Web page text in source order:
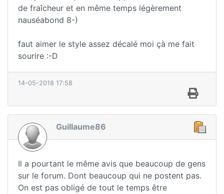
de fraîcheur et en même temps légèrement
nauséabond 8-)
faut aimer le style assez décalé moi çà me fait
sourire :-D
14-05-2018 17:58
Guillaume86
Il a pourtant le même avis que beaucoup de gens
sur le forum. Dont beaucoup qui ne postent pas.
On est pas obligé de tout le temps être